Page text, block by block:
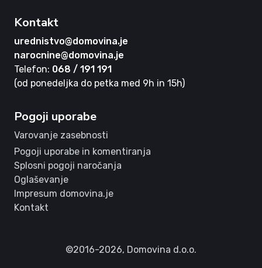
Kontakt
urednistvo@domovina.je
narocnine@domovina.je
Telefon: 068 / 191 191
(od ponedeljka do petka med 9h in 15h)
Pogoji uporabe
Varovanje zasebnosti
Pogoji uporabe in komentiranja
Splosni pogoji naročanja
Oglaševanje
Impresum domovina.je
Kontakt
©2016-2026, Domovina d.o.o.